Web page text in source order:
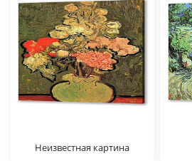
Неизвестная картина